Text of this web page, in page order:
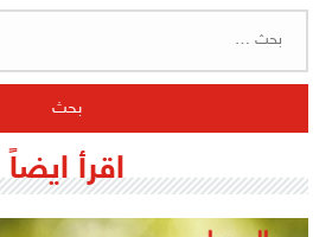
اقرأ ايضاً